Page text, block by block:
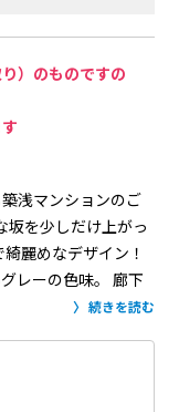
）のものですの
浅マンションのご
坂を少しだけ上がっ
麗めなデザイン！
レーの色味。
廊下
2口あるし、ちゃん
よ！
続きを読む